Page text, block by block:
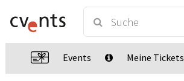
Events Meine Tickets